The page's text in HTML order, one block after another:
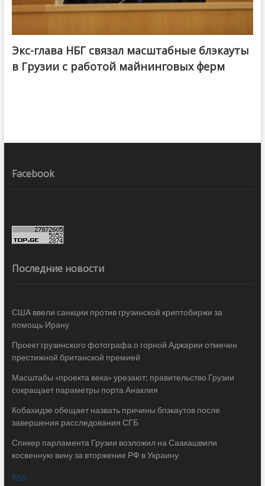
Экс-глава НБГ связал масштабные блэкауты
в Грузии с работой майнинговых ферм
Facebook
Последние новости
США ввели санкции против грузинской криптобиржи за
помощь Ирану
Проект грузинского фотографа о горной Аджарии отмечен
престижной британской премией
Масштабы «проекта века» урезают: правительство Грузии
сокращает параметры порта Анаклия
Кобахидзе обещает назвать причины блэкаутов после
завершения расследования СГБ
Спикер парламента Грузии возложил на Саакашвили
косвенную вину за вторжение РФ в Украину
RSS